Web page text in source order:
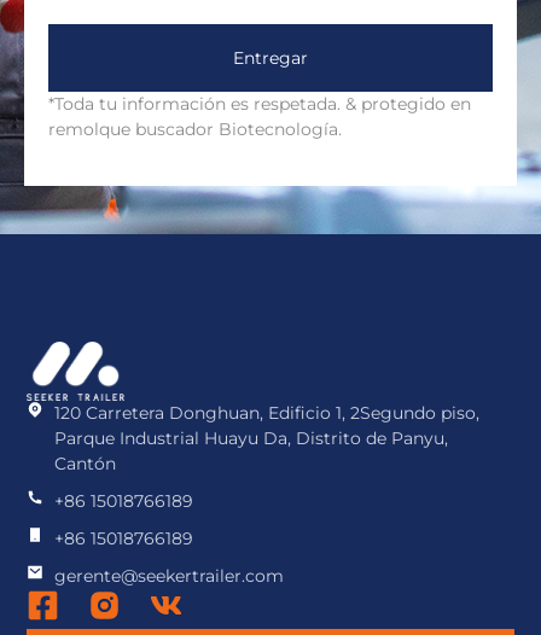
Entregar
*Toda tu información es respetada. & protegido en
remolque buscador Biotecnología.
120 Carretera Donghuan, Edificio 1, 2Segundo piso,
Parque Industrial Huayu Da, Distrito de Panyu,
Cantón
+86 15018766189
+86 15018766189
gerente@seekertrailer.com